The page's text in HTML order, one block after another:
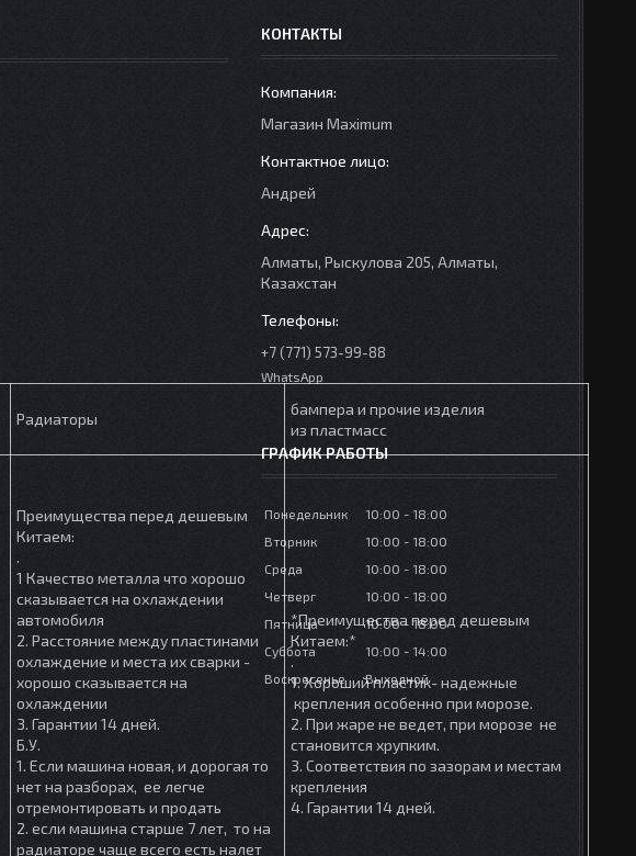
Радиаторы
бампера и прочие изделия
из пластмасс
Преимущества перед дешевым
Китаем:
.
1 Качество металла что хорошо
сказывается на охлаждении
автомобиля
2. Расстояние между пластинами
охлаждение и места их сварки -
хорошо сказывается на
охлаждении
3. Гарантии 14 дней.
Б.У.
1. Если машина новая, и дорогая то
нет на разборах, ее легче
отремонтировать и продать
2. если машина старше 7 лет, то на
радиаторе чаще всего есть налет
*Преимущества перед дешевым
Китаем:*
.
1. Хороший пластик- надежные
крепления особенно при морозе.
2. При жаре не ведет, при морозе не
становится хрупким.
3. Соответствия по зазорам и местам
крепления
4. Гарантии 14 дней.
КОНТАКТЫ
Mагазин Maximum
Андрей
Алматы, Рыскулова 205, Алматы,
Казахстан
+7 (771) 573-99-88
WhatsApp
ГРАФИК РАБОТЫ
Понедельник 10:00
18:00
Вторник
10:00
18:00
Среда
10:00
18:00
Четверг
10:00
18:00
Пятница
10:00
18:00
Суббота
10:00
14:00
Воскресенье
Выходной